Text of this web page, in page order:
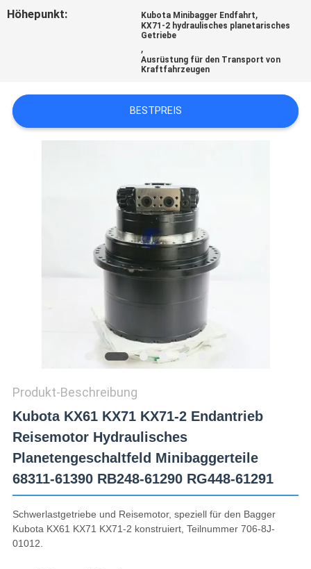
DATENSCHUTZ-
Höhepunkt: Kubota Minibagger Endfahrt,
KX71-2 hydraulisches planetarisches
Getriebe
,
Ausrüstung für den Transport von
Kraftfahrzeugen
BESTPREIS
Produkt-Beschreibung
Kubota KX61 KX71 KX71-2 Endantrieb
Reisemotor Hydraulisches
Planetengeschaltfeld Minibaggerteile
68311-61390 RB248-61290 RG448-61291
Schwerlastgetriebe und Reisemotor, speziell für den Bagger
Kubota KX61 KX71 KX71-2 konstruiert, Teilnummer 706-8J-
01012.